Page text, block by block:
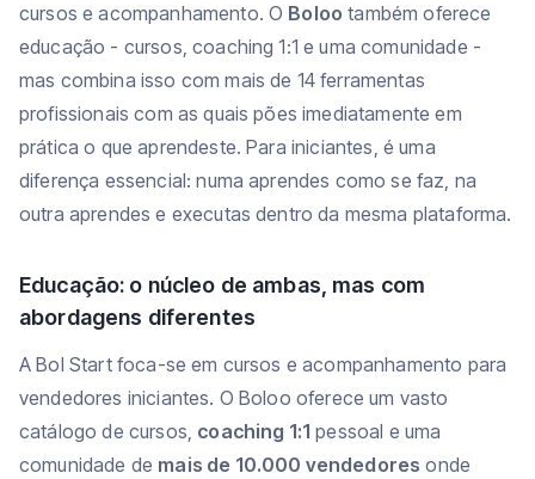
cursos e acompanhamento. O Boloo também oferece
educação - cursos, coaching 1:1 e uma comunidade -
mas combina isso com mais de 14 ferramentas
profissionais com as quais pões imediatamente em
prática o que aprendeste. Para iniciantes, é uma
diferença essencial: numa aprendes como se faz, na
outra aprendes e executas dentro da mesma plataforma.
Educação: o núcleo de ambas, mas com
abordagens diferentes
A Bol Start foca-se em cursos e acompanhamento para
vendedores iniciantes. O Boloo oferece um vasto
catálogo de cursos, coaching 1:1 pessoal e uma
comunidade de mais de 10.000 vendedores onde